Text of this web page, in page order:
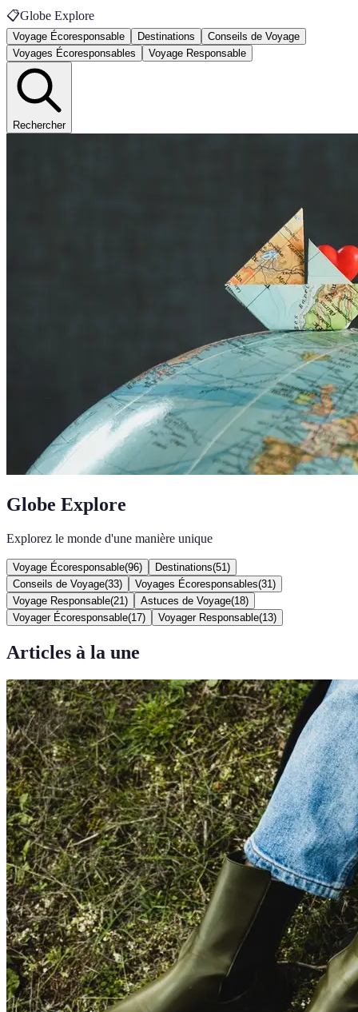
📋Globe Explore
Voyage Écoresponsable Destinations
Conseils de Voyage
Voyages Écoresponsables
Voyage Responsable
Rechercher
Globe Explore
Explorez le monde d'une manière unique
Voyage Écoresponsable(96) Destinations(51 )
Conseils de Voyage(33) Voyages Écoresponsables(31 )
Voyage Responsable(21 ) Astuces de Voyage(18)
Voyager Écoresponsable(17) Voyager Responsable(13)
Articles à la une